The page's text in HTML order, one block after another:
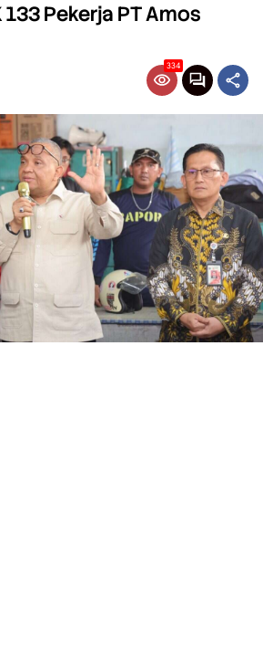
Pekerja PT Amos
334